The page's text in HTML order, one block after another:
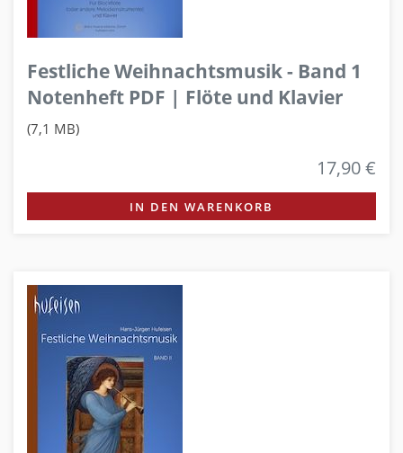
Festliche Weihnachtsmusik - Band 1
Notenheft PDF | Flöte und Klavier
(7,1 MB)
17,90 €
IN DEN WARENKORB